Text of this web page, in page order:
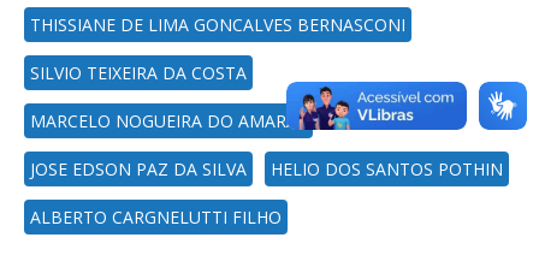
THISSIANE DE LIMA GONCALVES BERNASCONI
SILVIO TEIXEIRA DA COSTA
MARCELO NOGUEIRA DO AMARAL
JOSE EDSON PAZ DA SILVA HELIO DOS SANTOS POTHIN
ALBERTO CARGNELUTTI FILHO